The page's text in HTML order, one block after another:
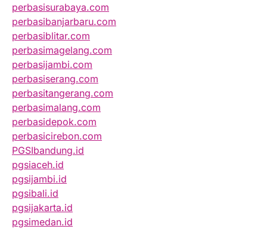
perbasisurabaya.com
perbasibanjarbaru.com
perbasiblitar.com
perbasimagelang.com
perbasijambi.com
perbasiserang.com
perbasitangerang.com
perbasimalang.com
perbasidepok.com
perbasicirebon.com
PGSIbandung.id
pgsiaceh.id
pgsijambi.id
pgsibali.id
pgsijakarta.id
pgsimedan.id